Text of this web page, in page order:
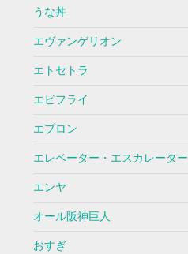
うな丼
エヴァンゲリオン
エトセトラ
エビフライ
エプロン
エレベーター・エスカレーター
エンヤ
オール阪神巨人
おすぎ